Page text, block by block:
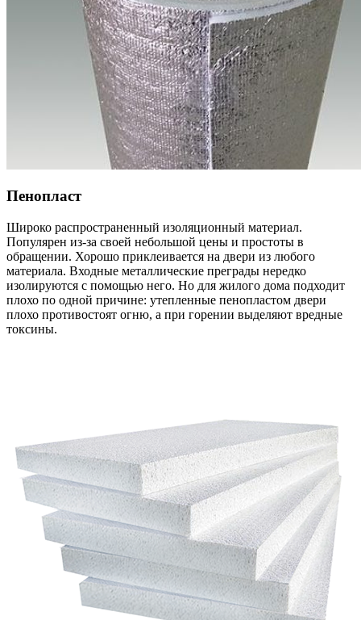
Пенопласт
Широко распространенный изоляционный материал.
Популярен из-за своей небольшой цены и простоты в
обращении. Хорошо приклеивается на двери из любого
материала. Входные металлические преграды нередко
изолируются с помощью него. Но для жилого дома подходит
плохо по одной причине: утепленные пенопластом двери
плохо противостоят огню, а при горении выделяют вредные
токсины.